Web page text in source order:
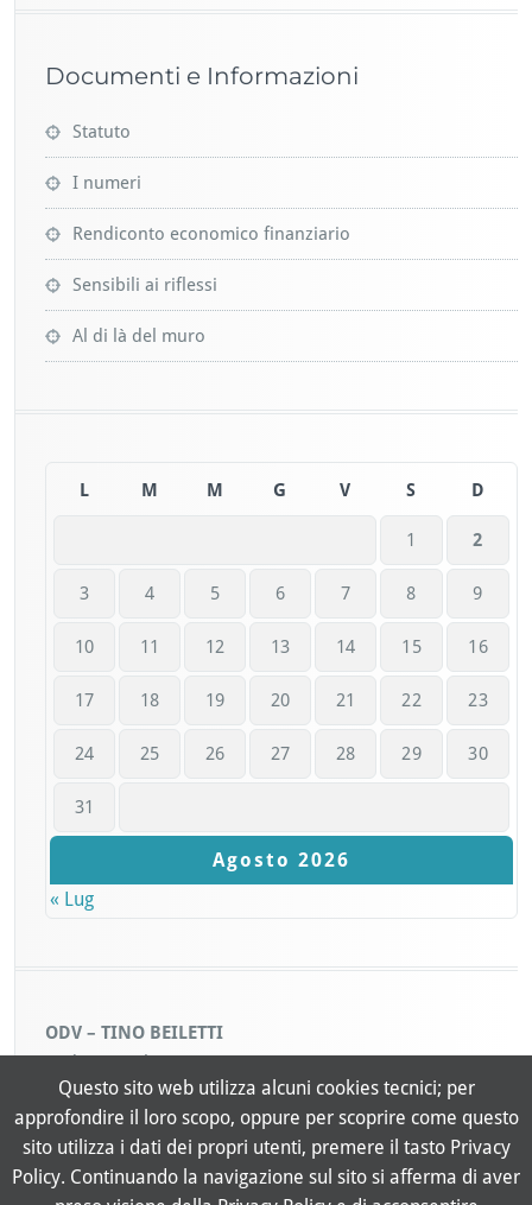
Documenti e Informazioni
Statuto
I numeri
Rendiconto economico finanziario
Sensibili ai riflessi
Al di là del muro
Agosto 2026
L M M G V S D
1 2
3 4 5 6 7 8 9
10 11 12 13 14 15 16
17 18 19 20 21 22 23
24 25 26 27 28 29 30
31
« Lug
ODV – TINO BEILETTI
Codice Fiscale: 93040300019
Sede Legale: Piazza Castello 6, 10015 Ivrea (TO)
Questo sito web utilizza alcuni cookies tecnici; per
approfondire il loro scopo, oppure per scoprire come questo
sito utilizza i dati dei propri utenti, premere il tasto Privacy
Policy. Continuando la navigazione sul sito si afferma di aver